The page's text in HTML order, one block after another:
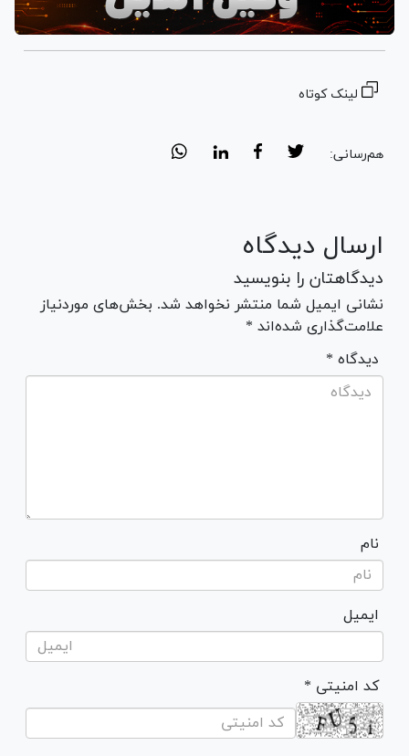
لینک کوتاه
هم‌رسانی:
ارسال دیدگاه
دیدگاهتان را بنویسید
نشانی ایمیل شما منتشر نخواهد شد. بخش‌های موردنیاز
علامت‌گذاری شده‌اند *
* دیدگاه
نام
ایمیل
* کد امنیتی